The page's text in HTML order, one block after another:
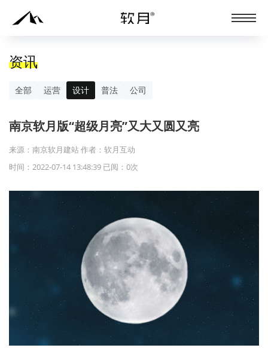
资讯
全部 运营 设计 普法 公司
南京软月版“超级月亮”又大又圆又亮
来源：南京软月建站 作者：软月互动
时间：2022-07-14 13:48:39 已阅： 0次